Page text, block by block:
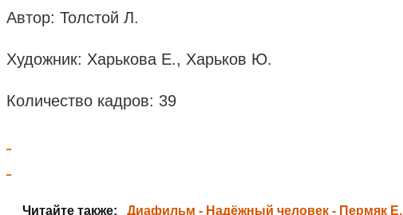
Автор: Толстой Л.
Художник: Харькова Е., Харьков Ю.
Количество кадров: 39
Читайте также: Диафильм - Надёжный человек - Пермяк Е.